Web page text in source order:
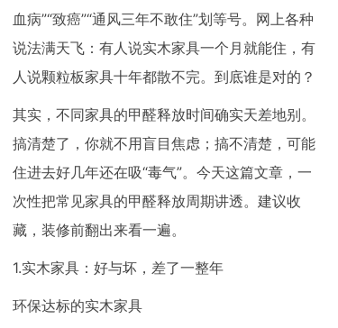
血病”“致癌”“通风三年不敢住”划等号。网上各种
说法满天飞：有人说实木家具一个月就能住，有
人说颗粒板家具十年都散不完。到底谁是对的？
其实，不同家具的甲醛释放时间确实天差地别。
搞清楚了，你就不用盲目焦虑；搞不清楚，可能
住进去好几年还在吸“毒气”。今天这篇文章，一
次性把常见家具的甲醛释放周期讲透。建议收
藏，装修前翻出来看一遍。
1.实木家具：好与坏，差了一整年
环保达标的实木家具